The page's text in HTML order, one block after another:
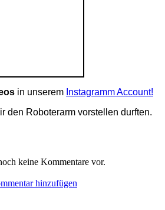
in unserem Instagramm Account!
den Roboterarm vorstellen durften.
keine Kommentare vor.
hinzufügen